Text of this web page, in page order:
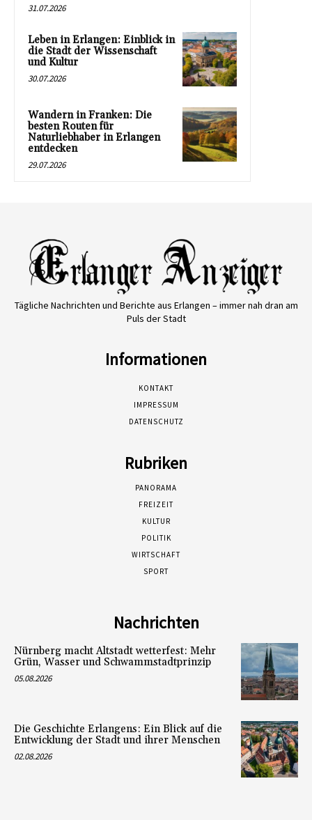
31.07.2026
Leben in Erlangen: Einblick in
die Stadt der Wissenschaft
und Kultur
30.07.2026
Wandern in Franken: Die
besten Routen für
Naturliebhaber in Erlangen
entdecken
29.07.2026
Tägliche Nachrichten und Berichte aus Erlangen – immer nah dran am
Puls der Stadt
Informationen
KONTAKT
IMPRESSUM
DATENSCHUTZ
Rubriken
PANORAMA
FREIZEIT
KULTUR
POLITIK
WIRTSCHAFT
SPORT
Nachrichten
Nürnberg macht Altstadt wetterfest: Mehr
Grün, Wasser und Schwammstadtprinzip
05.08.2026
Die Geschichte Erlangens: Ein Blick auf die
Entwicklung der Stadt und ihrer Menschen
02.08.2026